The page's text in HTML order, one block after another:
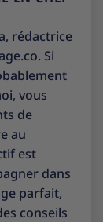
rédactrice
Si
vous
de
au
est
dans
parfait,
conseils